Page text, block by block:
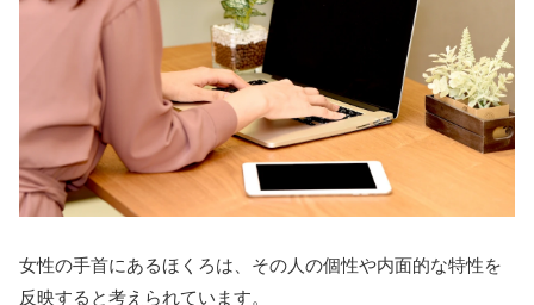
女性の手首にあるほくろは、その人の個性や内面的な特性を
反映すると考えられています。